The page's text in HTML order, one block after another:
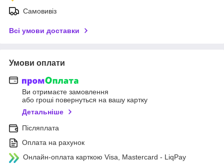
Самовивіз
Всі умови доставки
Умови оплати
Ви отримаєте замовлення
або гроші повернуться на вашу картку
Детальніше
Післяплата
Оплата на рахунок
Онлайн-оплата карткою Visa, Mastercard - LiqPay